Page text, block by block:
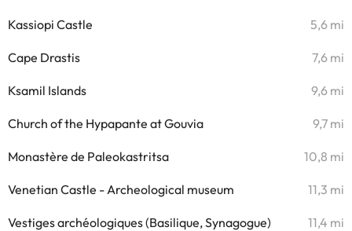
Kassiopi Castle 5,6 mi
Cape Drastis 7,6 mi
Ksamil Islands 9,6 mi
Church of the Hypapante at Gouvia 9,7 mi
Monastère de Paleokastritsa 10,8 mi
Venetian Castle - Archeological museum 11,3 mi
Vestiges archéologiques (Basilique, Synagogue) 11,4 mi